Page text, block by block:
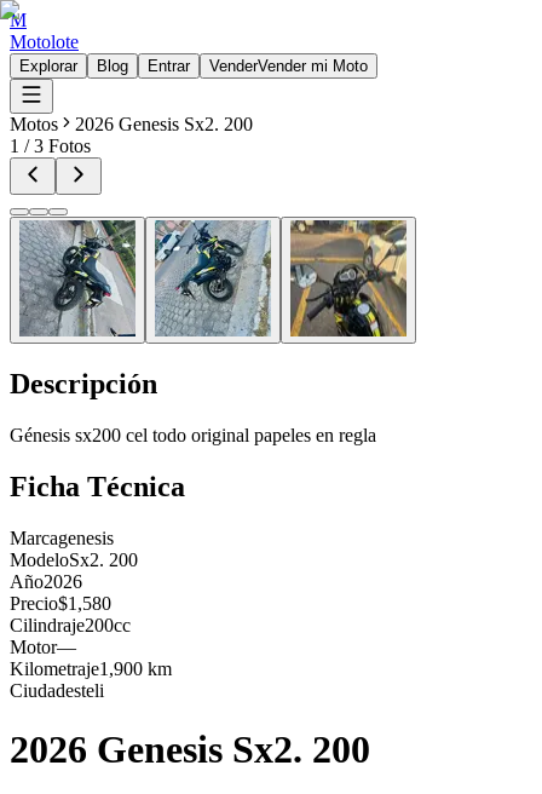
M
Motolote
Explorar Blog Entrar VenderVender mi Moto
Motos
2026 Genesis Sx2. 200
1 /3 Fotos
Descripción
Génesis sx200 cel todo original papeles en regla
Ficha Técnica
Marcagenesis
ModeloSx2. 200
Año2026
Precio$1,580
Cilindraje200cc
Motor—
Kilometraje1,900 km
Ciudadesteli
2026 Genesis Sx2. 200